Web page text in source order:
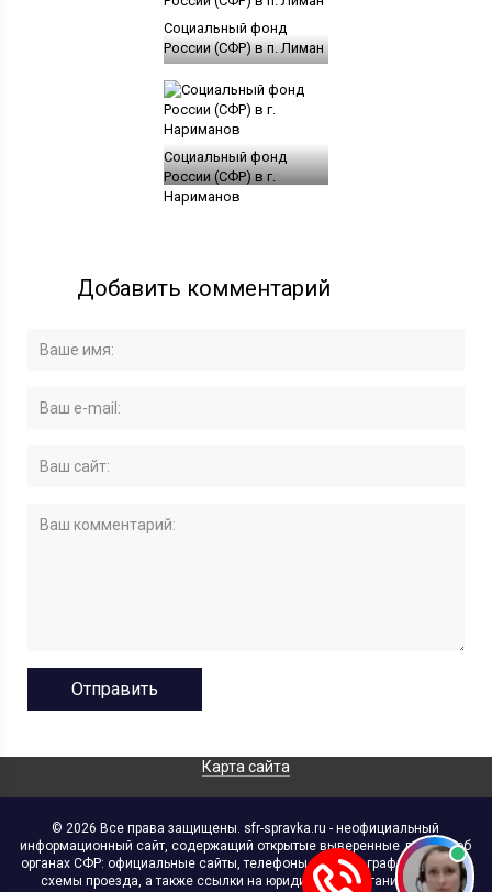
Социальный фонд
России (СФР) в п. Лиман
Социальный фонд
России (СФР) в г.
Нариманов
Добавить комментарий
Карта сайта
© 2026 Все права защищены. sfr-spravka.ru - неофициальный
информационный сайт, содержащий открытые выверенные данные об
органах СФР: официальные сайты, телефоны, адреса, графики работы,
схемы проезда, а также ссылки на юридические организации. В